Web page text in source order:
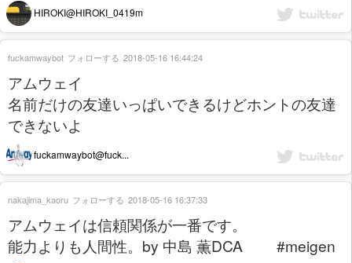
HIROKI@HIROKI_0419m
アムウェイ
名前だけの友達いっぱいできるけどホントの友達
できないよ
fuckamwaybot@fuck...
fuckamwaybot フォローする 2018-05-16 16:44:24
アムウェイは信頼関係が一番です。
能力よりも人間性。by 中島 薫DCA #meigen
nakajima_kaoru フォローする 2018-05-16 16:37:33